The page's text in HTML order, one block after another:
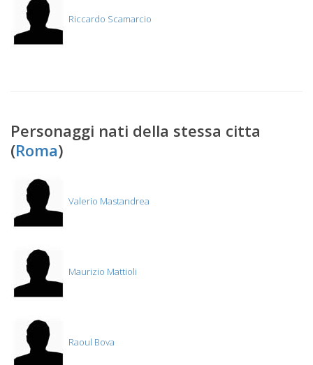
Riccardo Scamarcio
Personaggi nati della stessa citta
(Roma)
Valerio Mastandrea
Maurizio Mattioli
Raoul Bova